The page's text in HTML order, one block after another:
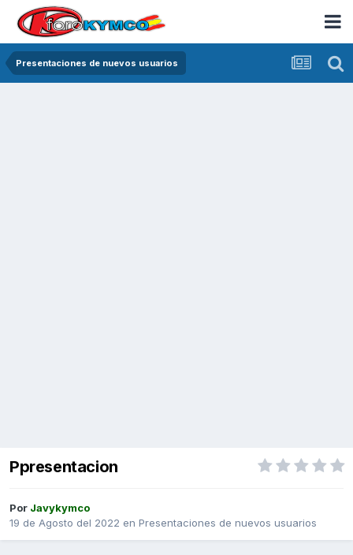
Presentaciones de nuevos usuarios
Ppresentacion
Por Javykymco
19 de Agosto del 2022 en Presentaciones de nuevos usuarios